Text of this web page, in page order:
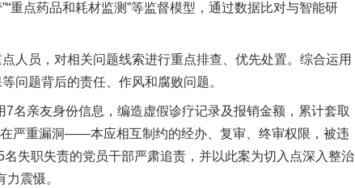
重点药品和耗材监测”等监督模型，通过数据比对与智能研
员，对相关问题线索进行重点排查、优先处置。综合运用
问题背后的责任、作风和腐败问题。
亲友身份信息，编造虚假诊疗记录及报销金额，累计套取
严重漏洞——本应相互制约的经办、复审、终审权限，被违
失职失责的党员干部严肃追责，并以此案为切入点深入整治
震慑。
了四季 法官巧妙执行解纠纷